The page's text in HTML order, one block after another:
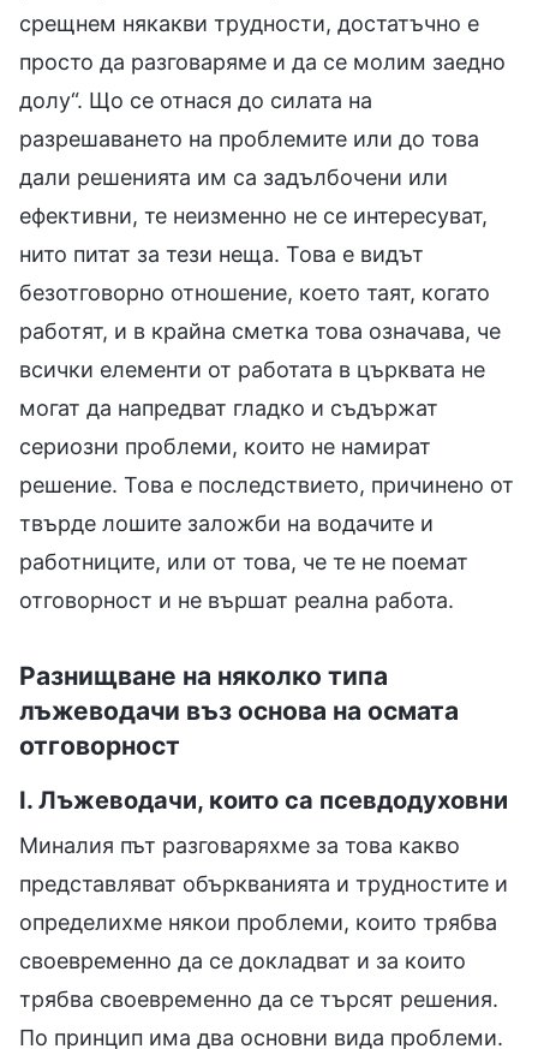
срещнем някакви трудности, достатъчно е
просто да разговаряме и да се молим заедно
долу“. Що се отнася до силата на
разрешаването на проблемите или до това
дали решенията им са задълбочени или
ефективни, те неизменно не се интересуват,
нито питат за тези неща. Това е видът
безотговорно отношение, което таят, когато
работят, и в крайна сметка това означава, че
всички елементи от работата в църквата не
могат да напредват гладко и съдържат
сериозни проблеми, които не намират
решение. Това е последствието, причинено от
твърде лошите заложби на водачите и
работниците, или от това, че те не поемат
отговорност и не вършат реална работа.
Разнищване на няколко типа
лъжеводачи въз основа на осмата
отговорност
I. Лъжеводачи, които са псевдодуховни
Миналия път разговаряхме за това какво
представляват объркванията и трудностите и
определихме някои проблеми, които трябва
своевременно да се докладват и за които
трябва своевременно да се търсят решения.
По принцип има два основни вида проблеми.